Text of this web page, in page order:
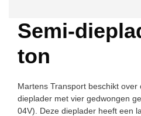
Semi-
ton
Martens Transport beschikt over
dieplader met vier gedwongen
04V). Deze dieplader heeft een